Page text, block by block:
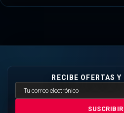
RECIBE OFERTAS